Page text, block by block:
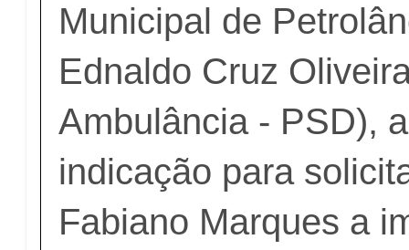
Municipal de
Ednaldo Cruz
Ambulância - PSD),
indicação para
Fabiano Marques a